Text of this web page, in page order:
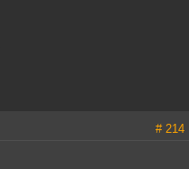
# 214